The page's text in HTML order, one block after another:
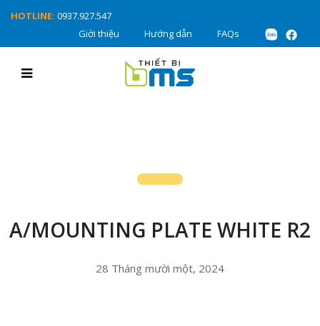
HOTLINE: 0937.927.547
Giới thiệu
Hướng dẫn FAQs
A/MOUNTING PLATE WHITE R2
28 Tháng mười một, 2024